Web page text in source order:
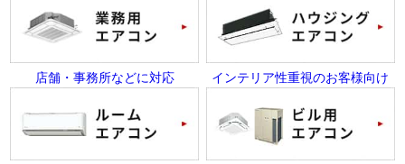
店舗・事務所などに対応 インテリア性重視のお客様向け